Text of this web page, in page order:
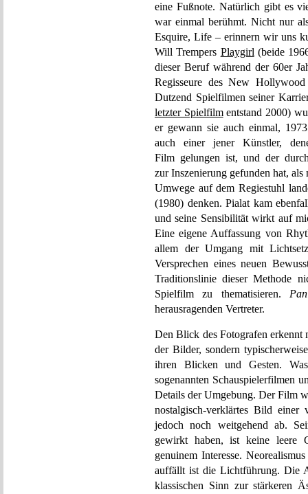
eine Fußnote. Natürlich gibt es
war einmal berühmt. Nicht nur
Esquire, Life – erinnern wir uns
Will Trempers Playgirl (beide
dieser Beruf während der 60er
Regisseure des New
Dutzend Spielfilmen seiner
letzter Spielfilmentstand 2000)
er gewann sie auch einmal,
auch einer jener Künstler,
Film gelungen ist, und der
zur Inszenierung gefunden hat, als
Umwege auf dem Regiestuhl
(1980) denken. Pialat kam
und seine Sensibilität wirkt auf
Eine eigene Auffassung von
allem der Umgang mit
Versprechen eines neuen
Traditionslinie dieser Methode
Spielfilm zu thematisieren.
herausragenden Vertreter.
Den Blick des Fotografen erkennt
der Bilder, sondern
ihren Blicken und Gesten.
sogenannten Schauspielerfilmen
Details der Umgebung. Der Film
nostalgisch-verklärtes Bild einer
jedoch noch weitgehend ab.
gewirkt haben, ist keine leere
genuinem Interesse.
auffällt ist die Lichtführung. Die
klassischen Sinn zur stärkeren